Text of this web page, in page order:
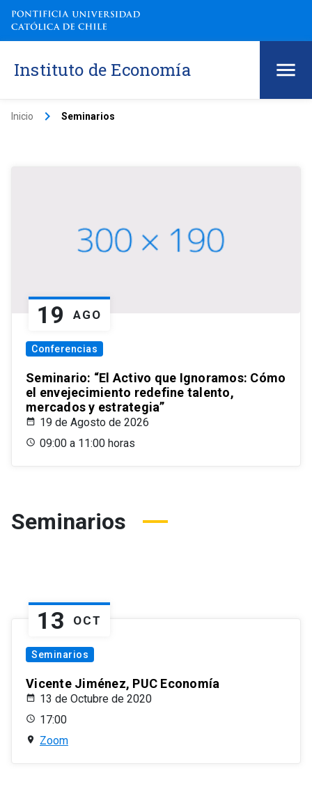
Instituto de Economía
Inicio keyboard_arrow_right Seminarios
19 AGO
Conferencias
Seminario: “El Activo que Ignoramos: Cómo
el envejecimiento redefine talento,
mercados y estrategia”
19 de Agosto de 2026
09:00 a 11:00 horas
Seminarios
13 OCT
Seminarios
Vicente Jiménez, PUC Economía
13 de Octubre de 2020
17:00
Zoom